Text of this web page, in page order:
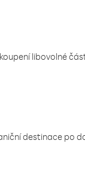
libovolné
destinace po